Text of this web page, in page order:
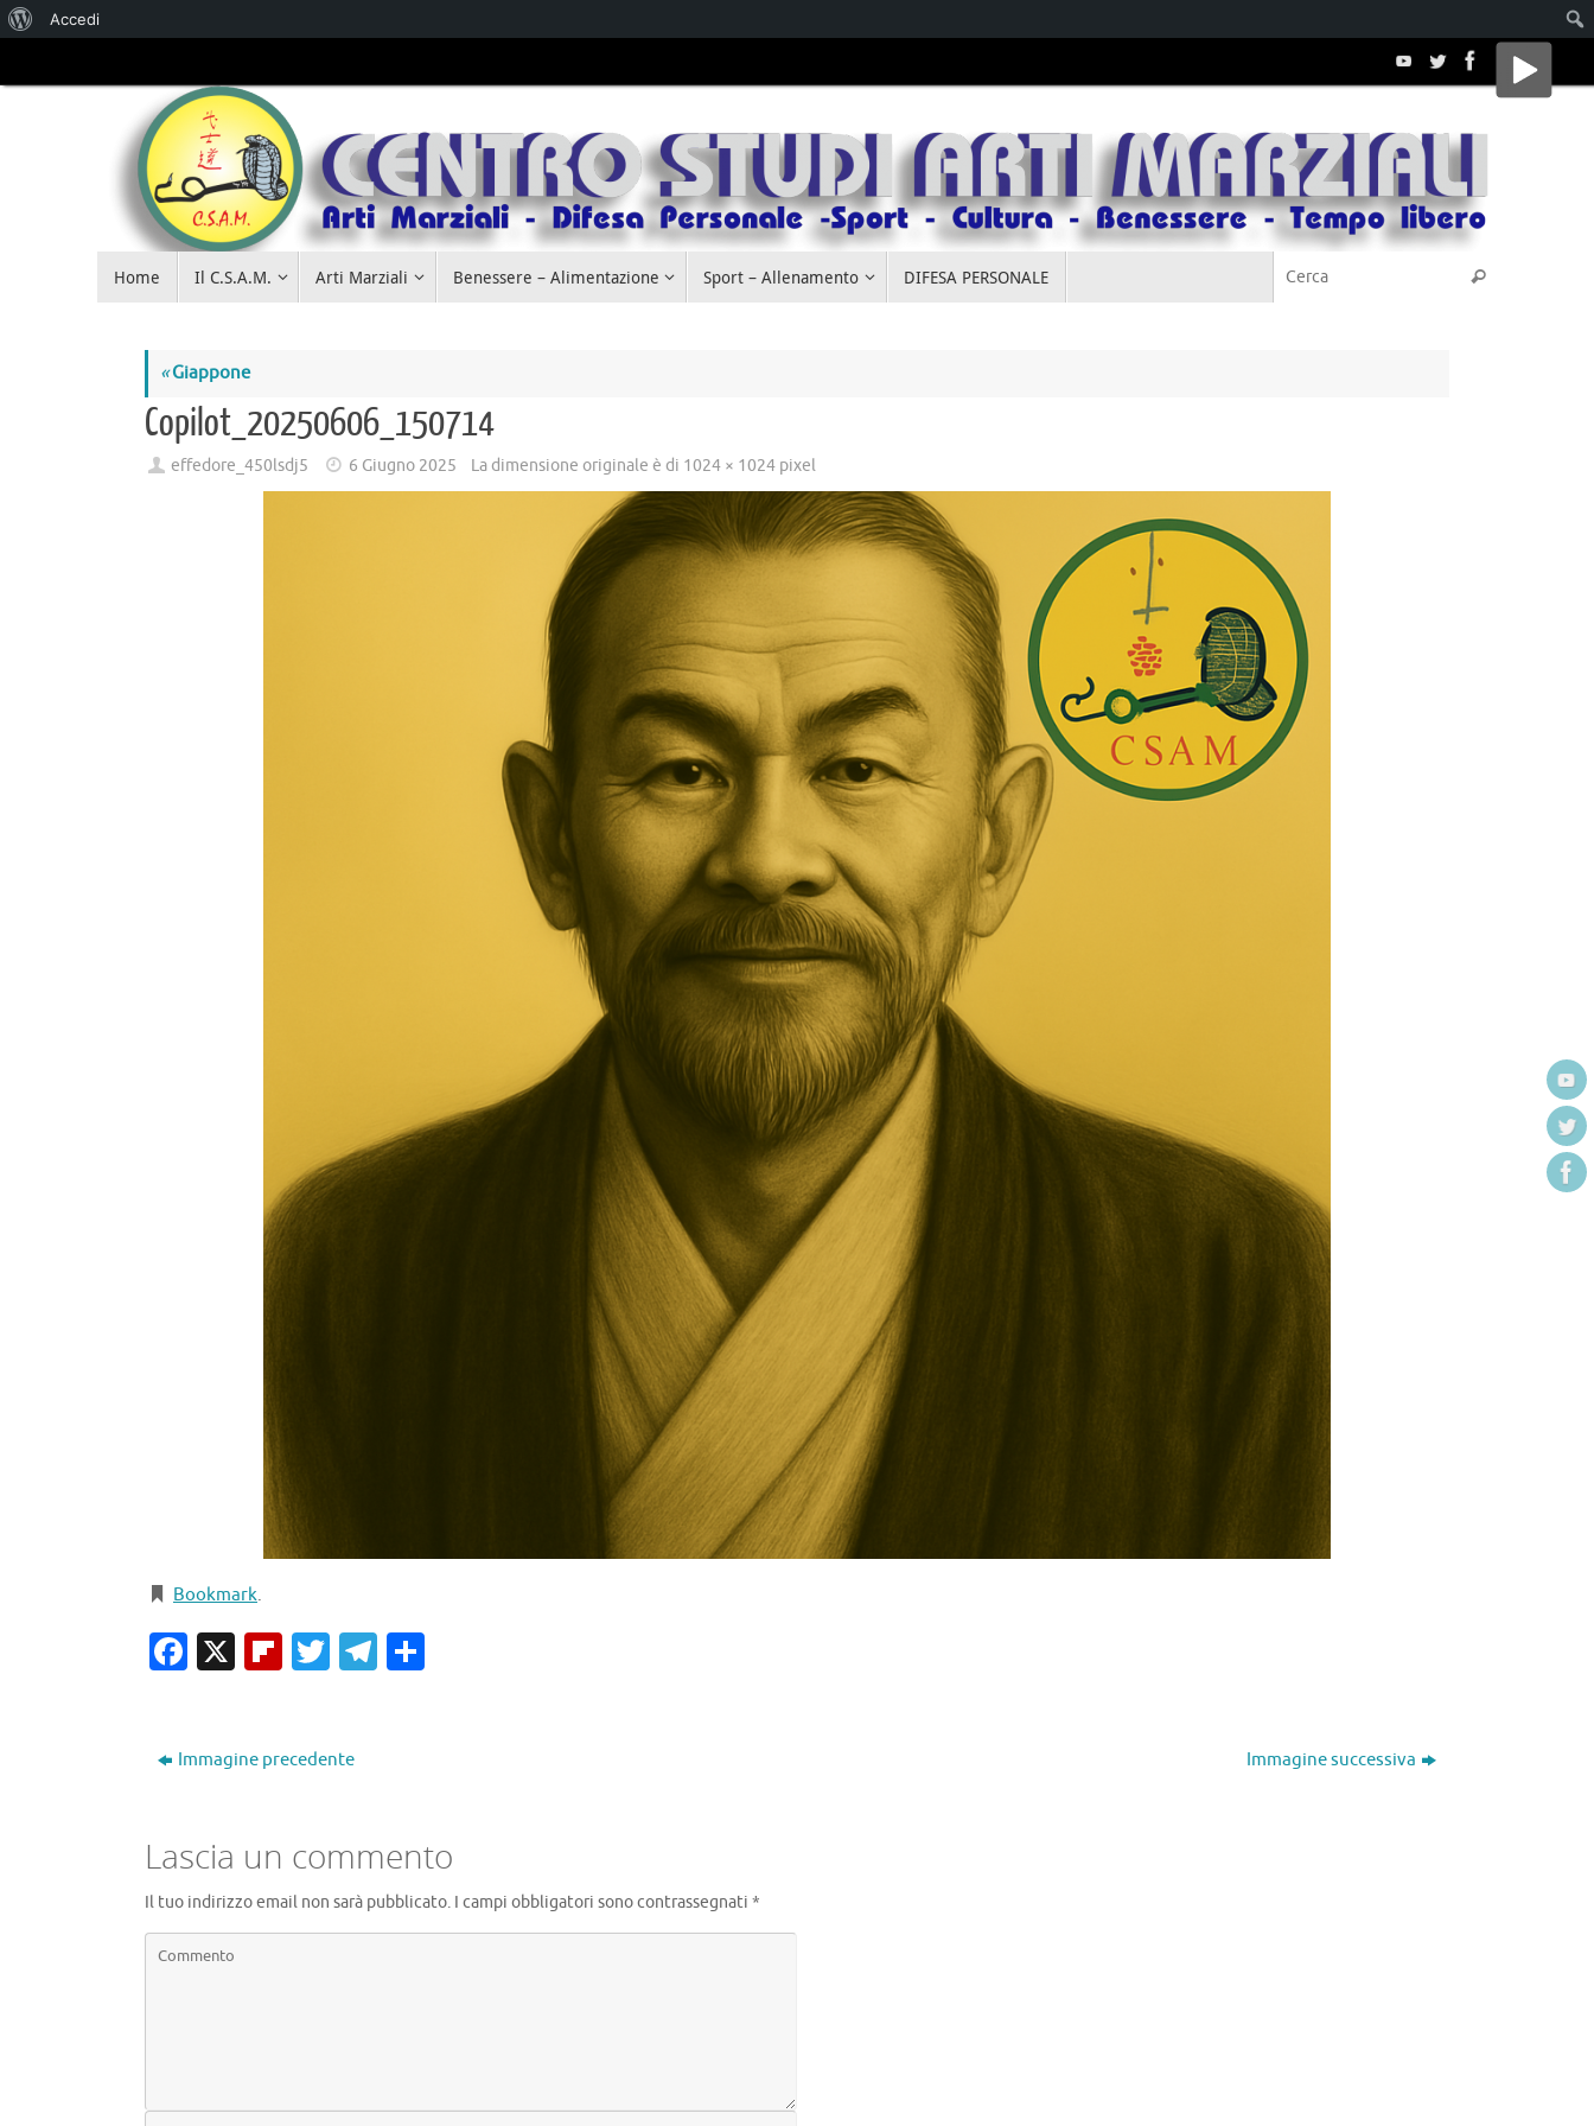
Accedi
Salta al
Home Il C.S.A.M. Arti Marziali Benessere – Alimentazione Sport – Allenamento DIFESA PERSONALE
«Giappone
Copilot_20250606_150714
effedore_450lsdj5 6 Giugno 2025 La dimensione originale è di 1024 × 1024 pixel
Bookmark.
Facebook
X Flipboard
TwitterTelegram
Immagine precedente Immagine successiva
Lascia un commento
Il tuo indirizzo email non sarà pubblicato. I campi obbligatori sono contrassegnati *